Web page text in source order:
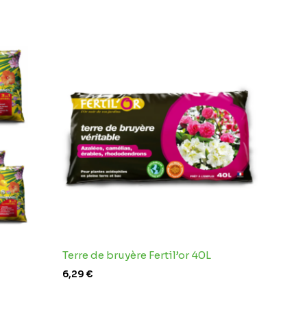
Terre de bruyère Fertil’or 40L
6,29 €